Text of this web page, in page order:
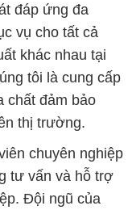
đáp ứng đa
vụ cho tất cả
khác nhau tại
tôi là cung cấp
chất đảm bảo
thị trường.
chuyên nghiệp
tư vấn và hỗ trợ
Đội ngũ của